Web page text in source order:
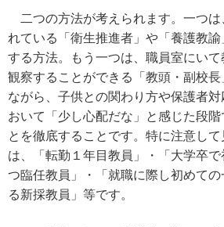
二つの方法が考えられます。一つ
れている「衛生推進者」や「養護教
する方法。もう一つは、職員室にい
観察することができる「教頭・副校長
ながら、子供との関わり方や保護者
おいて「少し心配だな」と感じた段階
とを徹底することです。特に注意し
は、「転勤１年目教員」・「大学卒
つ臨任教員」・「就職に際し初めて
る新採教員」等です。